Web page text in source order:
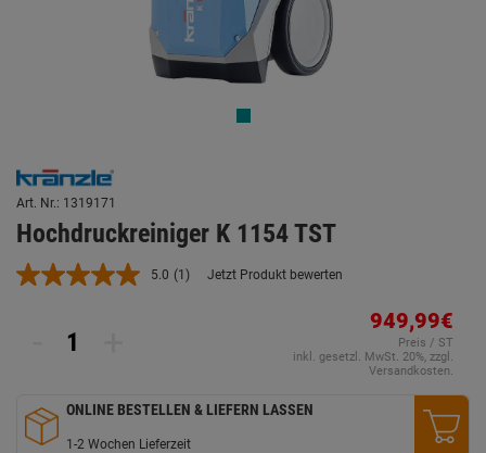
Art. Nr.: 1319171
Hochdruckreiniger K 1154 TST
5.0 Bewertung
(1) Jetzt Produkt bewerten
949,99€
Preis / ST
inkl. gesetzl. MwSt. 20%, zzgl.
Versandkosten.
ONLINE BESTELLEN & LIEFERN LASSEN
1-2 Wochen Lieferzeit